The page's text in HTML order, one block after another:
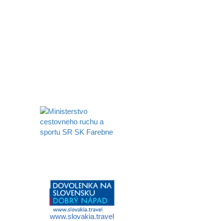
www.slovakia.travel